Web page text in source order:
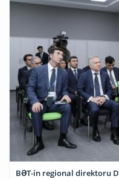
BƏT-in regional direktoru